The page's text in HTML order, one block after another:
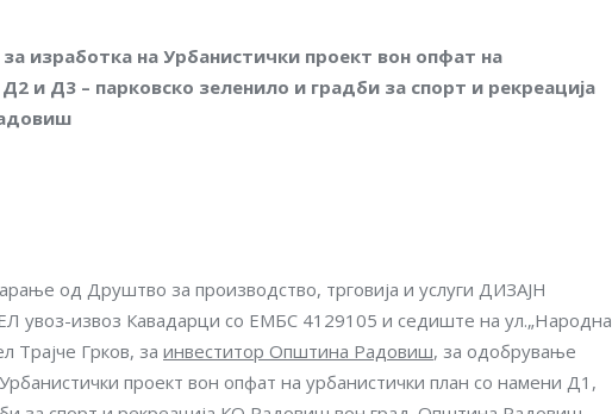
изработка на Урбанистички проект вон опфат на
и Д3 – парковско зеленило и градби за спорт и рекреација
од Друштво за производство, трговија и услуги ДИЗАЈН
извоз Кавадарци со ЕМБС 4129105 и седиште на ул.„Народна
Трајче Грков, за инвеститор Општина Радовиш, за одобрување
проект вон опфат на урбанистички план со намени Д1,